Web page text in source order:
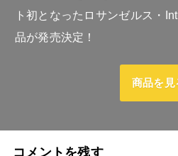
ト初となったロサンゼルス・
品が発売決定！
商品を見
コメントを残す